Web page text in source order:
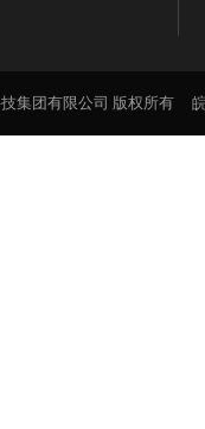
集团有限公司 版权所有